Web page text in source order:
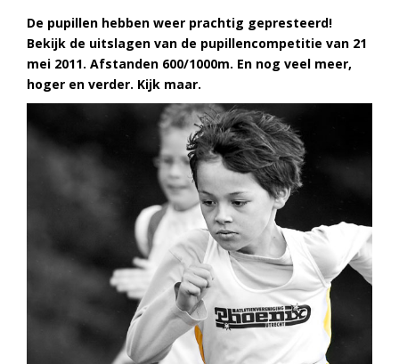
De pupillen hebben weer prachtig gepresteerd!
Bekijk de uitslagen van de pupillencompetitie van 21
mei 2011. Afstanden 600/1000m. En nog veel meer,
hoger en verder. Kijk maar.